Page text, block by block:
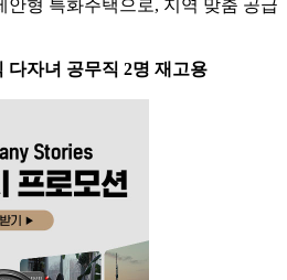
안형 특화주택으로, 지역 맞춤 공급
자녀 공무직 2명 재고용